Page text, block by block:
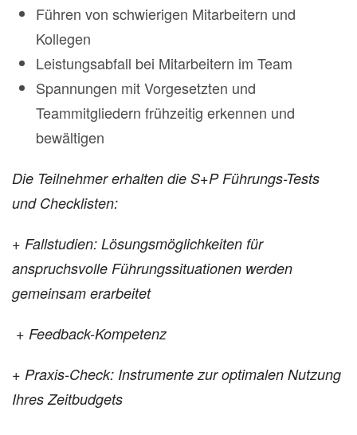
Führen von schwierigen Mitarbeitern und
Kollegen
Leistungsabfall bei Mitarbeitern im Team
Spannungen mit Vorgesetzten und
Teammitgliedern frühzeitig erkennen und
bewältigen
Die Teilnehmer erhalten die S+P Führungs-Tests
und Checklisten:
+ Fallstudien: Lösungsmöglichkeiten für
anspruchsvolle Führungssituationen werden
gemeinsam erarbeitet
+ Feedback-Kompetenz
+ Praxis-Check: Instrumente zur optimalen Nutzung
Ihres Zeitbudgets